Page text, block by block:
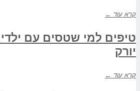
קרא עוד ←
טיפים למי שטסים עם
יורק
קרא עוד ←